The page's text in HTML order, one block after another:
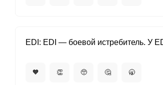
EDI EDI — боевой истребитель. У
🧡 👏 🥺 🤔 🥱